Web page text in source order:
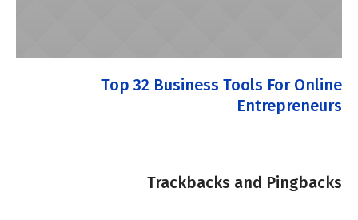
Top 32 Business Tools For Online
Entrepreneurs
Trackbacks and Pingbacks